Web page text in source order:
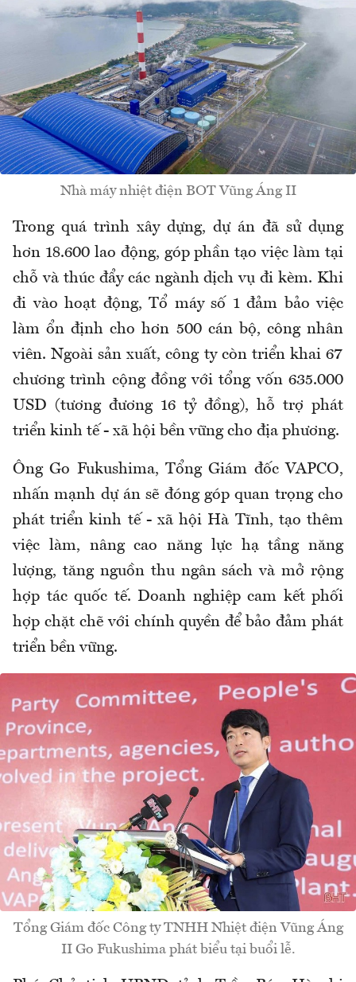
Nhà máy nhiệt điện BOT Vũng Áng II
Trong quá trình xây dựng, dự án đã sử dụng
hơn 18.600 lao động, góp phần tạo việc làm tại
chỗ và thúc đẩy các ngành dịch vụ đi kèm. Khi
đi vào hoạt động, Tổ máy số 1 đảm bảo việc
làm ổn định cho hơn 500 cán bộ, công nhân
viên. Ngoài sản xuất, công ty còn triển khai 67
chương trình cộng đồng với tổng vốn 635.000
USD (tương đương 16 tỷ đồng), hỗ trợ phát
triển kinh tế - xã hội bền vững cho địa phương.
Ông Go Fukushima, Tổng Giám đốc VAPCO,
nhấn mạnh dự án sẽ đóng góp quan trọng cho
phát triển kinh tế - xã hội Hà Tĩnh, tạo thêm
việc làm, nâng cao năng lực hạ tầng năng
lượng, tăng nguồn thu ngân sách và mở rộng
hợp tác quốc tế. Doanh nghiệp cam kết phối
hợp chặt chẽ với chính quyền để bảo đảm phát
triển bền vững.
Tổng Giám đốc Công ty TNHH Nhiệt điện Vũng Áng
II Go Fukushima phát biểu tại buổi lễ.